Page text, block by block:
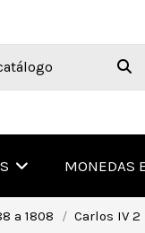
MONEDAS
a 1808 Carlos IV 2